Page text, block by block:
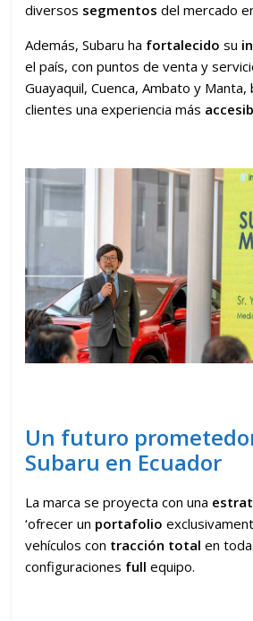
diversos segmentos del mercado
Además, Subaru ha fortalecido su
el país, con puntos de venta y
Guayaquil, Cuenca, Ambato y
clientes una experiencia más
Un futuro
Subaru en Ecuador
La marca se proyecta con una
‘ofrecer un portafolio
vehículos con tracción total en
configuraciones full equipo.